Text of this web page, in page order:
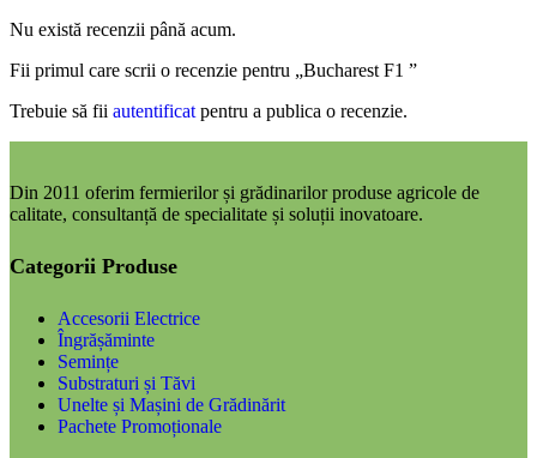
Nu există recenzii până acum.
Fii primul care scrii o recenzie pentru „Bucharest F1 ”
Trebuie să fii autentificat pentru a publica o recenzie.
Din 2011 oferim fermierilor și grădinarilor produse agricole de
calitate, consultanță de specialitate și soluții inovatoare.
Categorii Produse
Accesorii Electrice
Îngrășăminte
Semințe
Substraturi și Tăvi
Unelte și Mașini de Grădinărit
Pachete Promoționale